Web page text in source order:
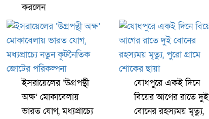
করলেন
ইসরায়েলের ‘উগ্রপন্থী
অক্ষ’ মোকাবেলায়
ভারত যোগ, মধ্যপ্রাচ্যে
যোধপুরে একই দিনে
বিয়ের আগের রাতে দুই
বোনের রহস্যময় মৃত্যু,